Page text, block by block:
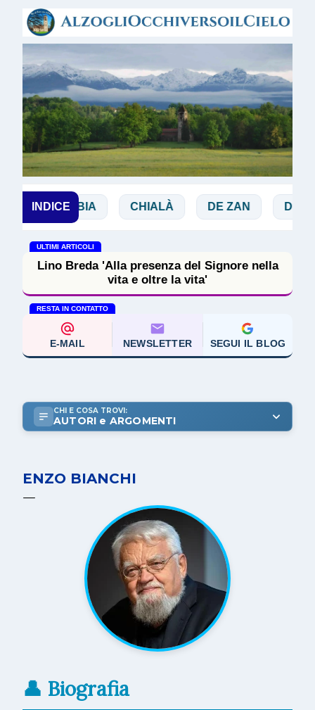
Passa ai contenuti principali
INDICE
BIBBIA CHIALÀ DE ZAN DOGLIO
ULTIMI ARTICOLI
Lino Breda 'Alla presenza del Signore nella
vita e oltre la vita'
RESTA IN CONTATTO
E-MAIL NEWSLETTER SEGUI IL BLOG
CHI E COSA TROVI:
AUTORI e ARGOMENTI
ENZO BIANCHI
👤 Biografia